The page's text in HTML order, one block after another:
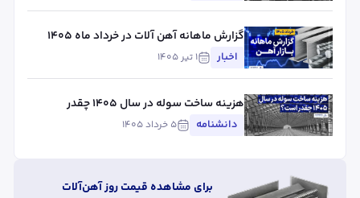
گزارش ماهانه آهن آلات در خرداد ماه ۱۴۰۵
اخبار ۱ تیر ۱۴۰۵
هزینه ساخت سوله در سال ۱۴۰۵ چقدر
است؟
دانشنامه ۵ خرداد ۱۴۰۵
برای مشاهده قیمت روز آهن‌آلات